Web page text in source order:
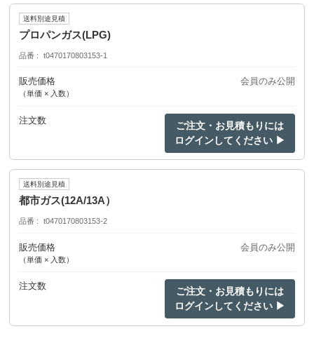
送料別途見積
プロパンガス(LPG)
品番 t0470170803153-1
販売価格
（単価 × 入数）
会員のみ公開
注文数
ご注文・お見積もりには
ログインしてください ▶
送料別途見積
都市ガス(12A/13A）
品番 t0470170803153-2
販売価格
（単価 × 入数）
会員のみ公開
注文数
ご注文・お見積もりには
ログインしてください ▶